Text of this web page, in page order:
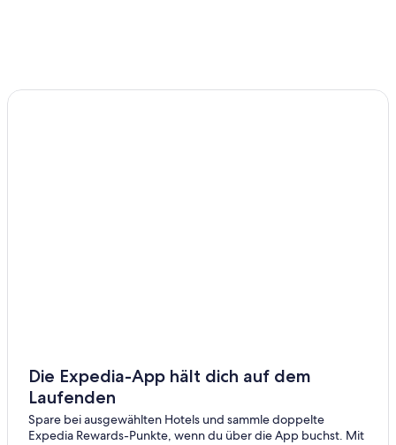
Lohnsburg Hotels
Ferienwohnungen in Mehrnbach
Mehrnbach Hotels
Die Expedia-App hält dich auf dem
Laufenden
Spare bei ausgewählten Hotels und sammle doppelte
Expedia Rewards-Punkte, wenn du über die App buchst. Mit